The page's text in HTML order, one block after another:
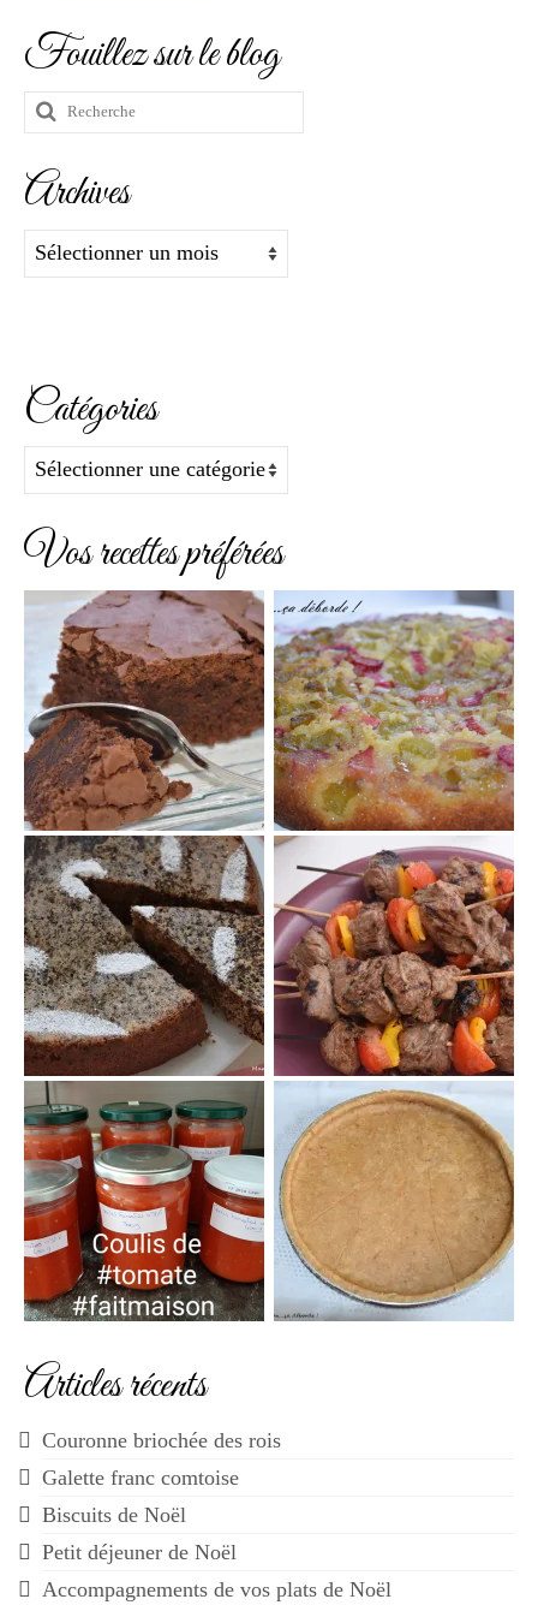
Fouillez sur le blog
Rechercher
Archives
Archives
Catégories
Catégories
Vos recettes préférées
Articles récents
Couronne briochée des rois
Galette franc comtoise
Biscuits de Noël
Petit déjeuner de Noël
Accompagnements de vos plats de Noël